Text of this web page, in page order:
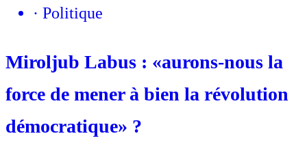
· Politique
Miroljub Labus : «aurons-nous la
force de mener à bien la révolution
démocratique» ?